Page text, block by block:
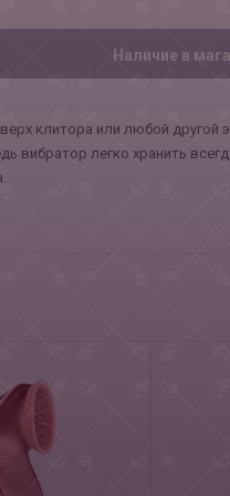
Наличие в
клитора или любой другой
вибратор легко хранить